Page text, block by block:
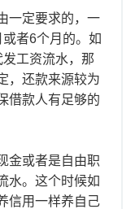
定要求的，一
者6个月的。如
工资流水，那
，还款来源较为
借款人有足够的
或者是自由职
水。这个时候如
信用一样养自己